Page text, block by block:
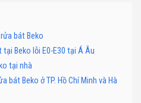
bát Beko
Beko lỗi E0-E30 tại Á Âu
tại nhà
bát Beko ở TP. Hồ Chí Minh và Hà